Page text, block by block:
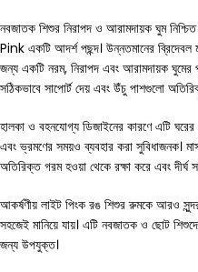
নবজাতক শিশুর নিরাপদ ও আরামদায়ক ঘুম
Pink একটি আদর্শ পছন্দ। উন্নতমানের ব্রিদেবল
জন্য একটি নরম, নিরাপদ এবং আরামদায়ক ঘুমের
সঠিকভাবে সাপোর্ট দেয় এবং উঁচু পাশগুলো
হালকা ও বহনযোগ্য ডিজাইনের কারণে এটি
এবং ভ্রমণের সময়ও ব্যবহার করা সুবিধাজনক।
অতিরিক্ত গরম হওয়া থেকে রক্ষা করে এবং
আকর্ষণীয় লাইট পিংক রঙ শিশুর রুমকে আরও
সহজেই মানিয়ে যায়। এটি নবজাতক ও ছোট
জন্য উপযুক্ত।